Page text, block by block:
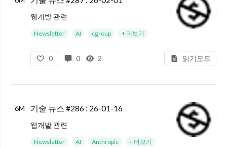
웹개발 관련
Introducing: React Best Practices : Vercel에서 React와 Next.js의 최적화 지식을 AI가 사용할 수 있도록 정리한 react-best-practices 저장소를 공개했다. 이
Newsletter AI cgroup + 더보기
0 0 2 읽기모드
6M 기술 뉴스 #286 : 26-01-16
웹개발 관련
React Conf 2025 : React Conf 2025의 발표 영상이 공개되었다.(영어)
Newsletter AI Anthropic + 더보기